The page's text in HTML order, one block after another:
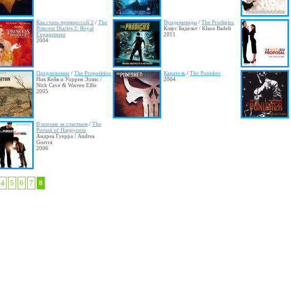
Как стать принцессой 2 / The
Princess Diaries 2: Royal
Engagement
2004
Вундеркинды /The Prodigies
Клаус Бадельт / Klaus Badelt
2011
Предложение / The Proposition
Ник Кейв и Уоррен Эллис /
Nick Cave & Warren Ellis
2005
Каратель /The Punisher
2004
В погоне за счастьем / The
Pursuit of Happyness
Андреа Гуерра / Andrea
Guerra
2006
4 5 6 7 8